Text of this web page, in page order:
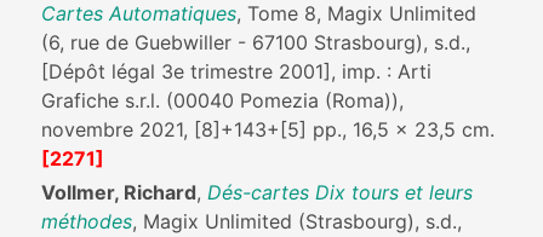
Cartes Automatiques, Tome 8, Magix Unlimited
(6, rue de Guebwiller - 67100 Strasbourg), s.d.,
[Dépôt légal 3e trimestre 2001], imp. : Arti
Grafiche s.r.l. (00040 Pomezia (Roma)),
novembre 2021, [8]+143+[5] pp., 16,5 x 23,5 cm.
[2271]
Vollmer, Richard, Dés-cartes Dix tours et leurs
méthodes, Magix Unlimited (Strasbourg), s.d.,